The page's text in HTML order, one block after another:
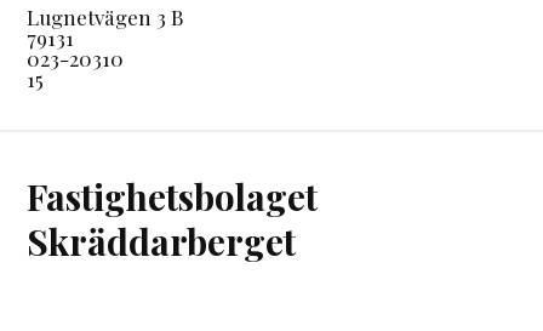
Lugnetvägen 3 B
79131
023-20310
15
Fastighetsbolaget
Skräddarberget